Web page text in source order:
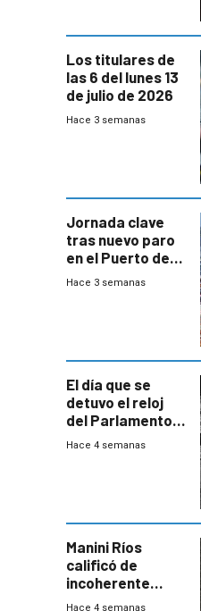
Los titulares de
las 6 del lunes 13
de julio de 2026
Hace 3 semanas
Jornada clave
tras nuevo paro
en el Puerto de
Montevideo
Hace 3 semanas
El día que se
detuvo el reloj
del Parlamento
para negociar
Hace 4 semanas
Manini Ríos
calificó de
incoherente
decisión de
Hace 4 semanas